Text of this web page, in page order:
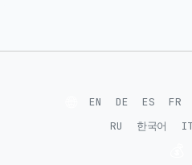
EN DE ES FR
RU
한국어 IT